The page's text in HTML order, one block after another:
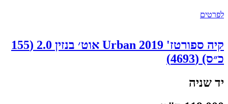
לפרטים
קיה ספורטז' 2019 Urban אוט׳ בנזין 2.0 (155
כ״ס) (4693)
יד שניה